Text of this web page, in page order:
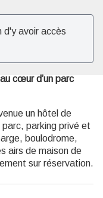
d'y avoir accès
cœur d’un parc
un hôtel de
parking privé et
boulodrome,
airs de maison de
sur réservation.